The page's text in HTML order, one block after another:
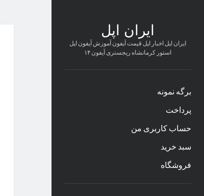
ایران اپل
ایران اپل اخبار اپل قیمت آیفون آموزش آیفون اپل
استور کرمانشاه ریجستری آیفون ۱۴
برگه نمونه
پرداخت
حساب کاربری من
سبد خرید
فروشگاه